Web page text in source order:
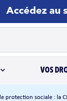
Accédez au
VOS
protection sociale : la